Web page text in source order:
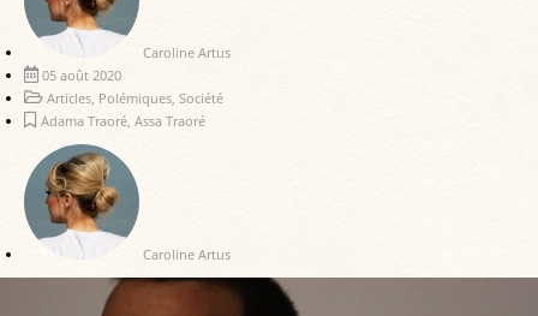
Caroline Artus
05 août 2020
Articles, Polémiques, Société
Adama Traoré, Assa Traoré
Caroline Artus